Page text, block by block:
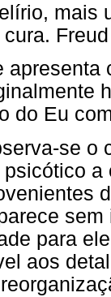
mais
do Eu
se o
para
aos